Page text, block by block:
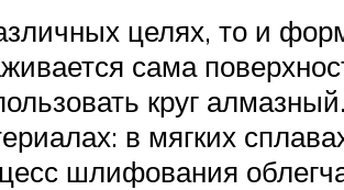
целях, то и
сама
круг
в мягких
шлифования